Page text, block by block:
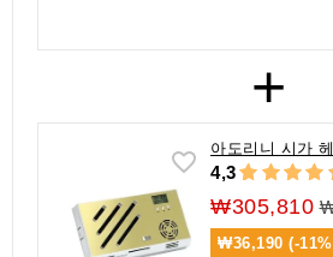
+
아도리니 시가
4,3
₩305,810
₩36,190 (-